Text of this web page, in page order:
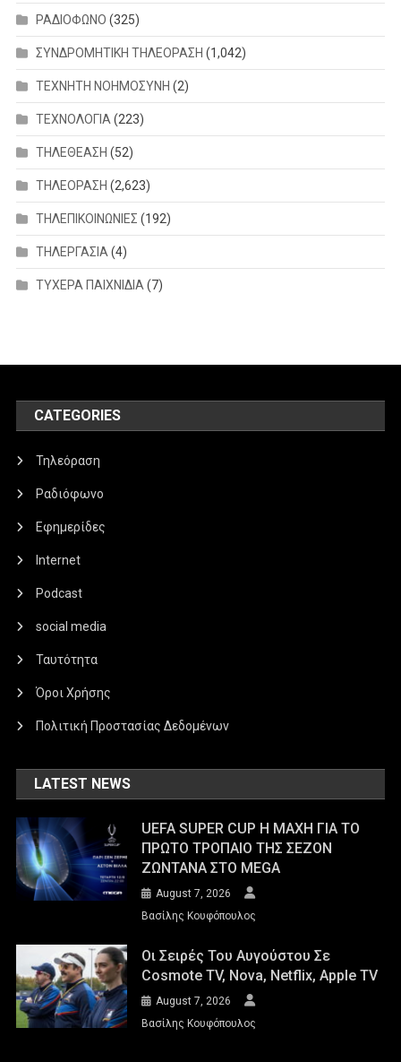
ΡΑΔΙΟΦΩΝΟ (325)
ΣΥΝΔΡΟΜΗΤΙΚΗ ΤΗΛΕΟΡΑΣΗ (1,042)
ΤΕΧΝΗΤΗ ΝΟΗΜΟΣΥΝΗ (2)
ΤΕΧΝΟΛΟΓΙΑ (223)
ΤΗΛΕΘΕΑΣΗ (52)
ΤΗΛΕΟΡΑΣΗ (2,623)
ΤΗΛΕΠΙΚΟΙΝΩΝΙΕΣ (192)
ΤΗΛΕΡΓΑΣΙΑ (4)
ΤΥΧΕΡΑ ΠΑΙΧΝΙΔΙΑ (7)
CATEGORIES
Τηλεόραση
Ραδιόφωνο
Εφημερίδες
Internet
Podcast
social media
Ταυτότητα
Όροι Χρήσης
Πολιτική Προστασίας Δεδομένων
LATEST NEWS
UEFA SUPER CUP Η ΜΑΧΗ ΓΙΑ ΤΟ
ΠΡΩΤΟ ΤΡΟΠΑΙΟ ΤΗΣ ΣΕΖΟΝ
ΖΩΝΤΑΝΑ ΣΤΟ MEGA
August 7, 2026
Βασίλης Κουφόπουλος
Οι Σειρές Του Αυγούστου Σε
Cosmote TV, Nova, Netflix, Apple TV
August 7, 2026
Βασίλης Κουφόπουλος